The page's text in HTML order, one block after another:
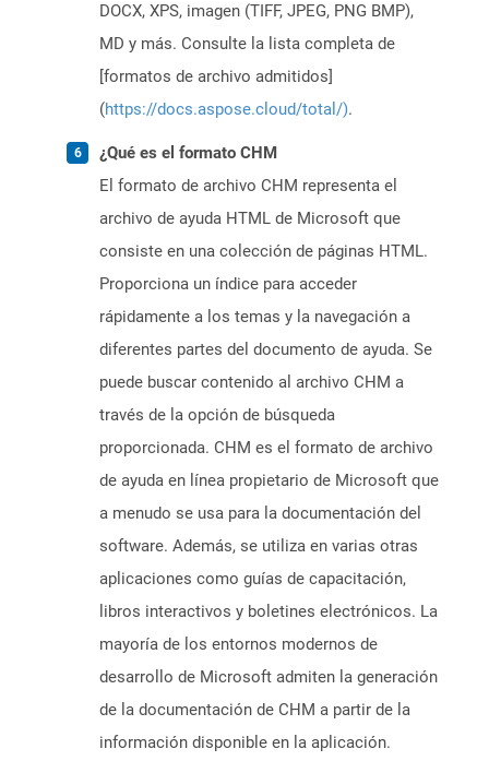
DOCX, XPS, imagen (TIFF, JPEG, PNG BMP),
MD y más. Consulte la lista completa de
[formatos de archivo admitidos]
(https://docs.aspose.cloud/total/).
¿Qué es el formato CHM
El formato de archivo CHM representa el
archivo de ayuda HTML de Microsoft que
consiste en una colección de páginas HTML.
Proporciona un índice para acceder
rápidamente a los temas y la navegación a
diferentes partes del documento de ayuda. Se
puede buscar contenido al archivo CHM a
través de la opción de búsqueda
proporcionada. CHM es el formato de archivo
de ayuda en línea propietario de Microsoft que
a menudo se usa para la documentación del
software. Además, se utiliza en varias otras
aplicaciones como guías de capacitación,
libros interactivos y boletines electrónicos. La
mayoría de los entornos modernos de
desarrollo de Microsoft admiten la generación
de la documentación de CHM a partir de la
información disponible en la aplicación.